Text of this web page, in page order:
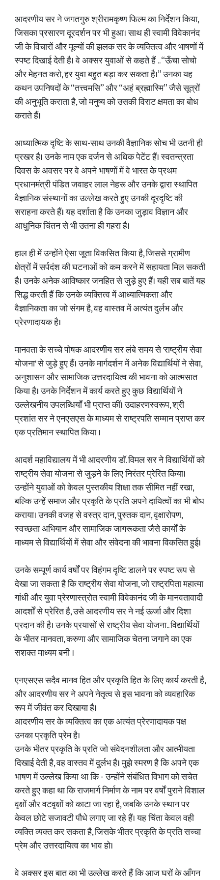
आदरणीय सर ने जगतगुरु श्रीरामकृष्ण फिल्म का निर्देशन किया,
जिसका प्रसारण दूरदर्शन पर भी हुआ। साथ ही स्वामी विवेकानंद
जी के विचारों और मूल्यों की झलक सर के व्यक्तित्व और भाषणों में
स्पष्ट दिखाई देती है। वे अक्सर युवाओं से कहते हैं .. “ऊँचा सोचो
और मेहनत करो, हर युवा बहुत बड़ा कर सकता है।” उनका यह
कथन उपनिषदों के “तत्त्वमसि” और “अहं ब्रह्मास्मि” जैसे सूत्रों
की अनुभूति कराता है, जो मनुष्य को उसकी विराट क्षमता का बोध
कराते हैं।
आध्यात्मिक दृष्टि के साथ-साथ उनकी वैज्ञानिक सोच भी उतनी ही
प्रखर है। उनके नाम एक दर्जन से अधिक पेटेंट हैं। स्वतन्त्रता
दिवस के अवसर पर वे अपने भाषणों में वे भारत के प्रथम
प्रधानमंत्री पंडित जवाहर लाल नेहरू और उनके द्वारा स्थापित
वैज्ञानिक संस्थानों का उल्लेख करते हुए उनकी दूरदृष्टि की
सराहना करते हैं। यह दर्शाता है कि उनका जुड़ाव विज्ञान और
आधुनिक चिंतन से भी उतना ही गहरा है।
हाल ही में उन्होंने ऐसा जूता विकसित किया है, जिससे ग्रामीण
क्षेत्रों में सर्पदंश की घटनाओं को कम करने में सहायता मिल सकती
है। उनके अनेक आविष्कार जनहित से जुड़े हुए हैं। यही सब बातें यह
सिद्ध करती हैं कि उनके व्यक्तित्व में आध्यात्मिकता और
वैज्ञानिकता का जो संगम है, वह वास्तव में अत्यंत दुर्लभ और
प्रेरणादायक है।
मानवता के सच्चे पोषक आदरणीय सर लंबे समय से 'राष्ट्रीय सेवा
योजना' से जुड़े हुए हैं। उनके मार्गदर्शन में अनेक विद्यार्थियों ने सेवा,
अनुशासन और सामाजिक उत्तरदायित्व की भावना को आत्मसात
किया है। उनके निर्देशन में कार्य करते हुए कुछ विद्यार्थियों ने
उल्लेखनीय उपलब्धियाँ भी प्राप्त कीं। उदाहरणस्वरूप, श्री
प्रशांत सर ने एनएसएस के माध्यम से राष्ट्रपति सम्मान प्राप्त कर
एक प्रतिमान स्थापित किया ।
आदर्श महाविद्यालय में भी आदरणीय डॉ. विमल सर ने विद्यार्थियों को
राष्ट्रीय सेवा योजना से जुड़ने के लिए निरंतर प्रेरित किया।
उन्होंने युवाओं को केवल पुस्तकीय शिक्षा तक सीमित नहीं रखा,
बल्कि उन्हें समाज और प्रकृति के प्रति अपने दायित्वों का भी बोध
कराया। उनकी वजह से वस्त्र दान, पुस्तक दान, वृक्षारोपण,
स्वच्छता अभियान और सामाजिक जागरूकता जैसे कार्यों के
माध्यम से विद्यार्थियों में सेवा और संवेदना की भावना विकसित हुई।
उनके सम्पूर्ण कार्य वर्षों पर विहंगम दृष्टि डालने पर स्पष्ट रूप से
देखा जा सकता है कि राष्ट्रीय सेवा योजना, जो राष्ट्रपिता महात्मा
गांधी और युवा प्रेरणास्त्रोत स्वामी विवेकानंद जी के मानवतावादी
आदर्शों से प्रेरित है, उसे आदरणीय सर ने नई ऊर्जा और दिशा
प्रदान की है। उनके प्रयासों से राष्ट्रीय सेवा योजना.. विद्यार्थियों
के भीतर मानवता, करुणा और सामाजिक चेतना जगाने का एक
सशक्त माध्यम बनी ।
एनएसएस सदैव मानव हित और प्रकृति हित के लिए कार्य करती है,
और आदरणीय सर ने अपने नेतृत्व से इस भावना को व्यवहारिक
रूप में जीवंत कर दिखाया है।
आदरणीय सर के व्यक्तित्व का एक अत्यंत प्रेरणादायक पक्ष
उनका प्रकृति प्रेम है।
उनके भीतर प्रकृति के प्रति जो संवेदनशीलता और आत्मीयता
दिखाई देती है, वह वास्तव में दुर्लभ है। मुझे स्मरण है कि अपने एक
भाषण में उल्लेख किया था कि - उन्होंने संबंधित विभाग को सचेत
करते हुए कहा था कि राजमार्ग निर्माण के नाम पर वर्षों पुराने विशाल
वृक्षों और वटवृक्षों को काटा जा रहा है, जबकि उनके स्थान पर
केवल छोटे सजावटी पौधे लगाए जा रहे हैं। यह चिंता केवल वही
व्यक्ति व्यक्त कर सकता है, जिसके भीतर प्रकृति के प्रति सच्चा
प्रेम और उत्तरदायित्व का भाव हो।
वे अक्सर इस बात का भी उल्लेख करते हैं कि आज घरों के आँगन